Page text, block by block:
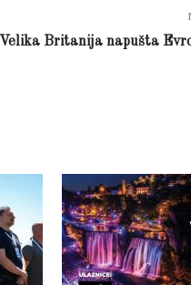
Velika Britanija napušta